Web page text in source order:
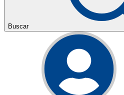
Buscar